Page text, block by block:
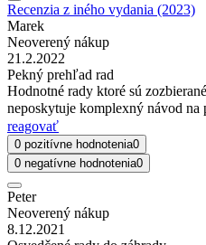
Recenzia z iného vydania (2023)
Marek
Neoverený nákup
21.2.2022
Pekný prehľad rad
Hodnotné rady ktoré sú
neposkytuje komplexný návod na
reagovať
0 pozitívne hodnotenia0
0 negatívne hodnotenia0
Peter
Neoverený nákup
8.12.2021